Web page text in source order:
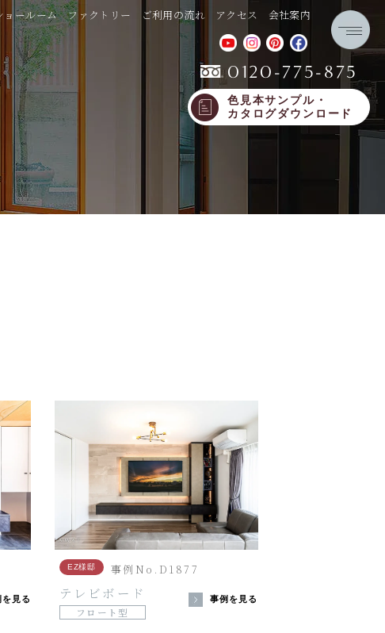
ョールーム ファクトリー ご利用の流れ アクセス 会社案内
0120-775-875
色見本サンプル・
カタログダウンロード
を見る
EZ様邸 事例No.D1877
テレビボード
フロート型
事例を見る